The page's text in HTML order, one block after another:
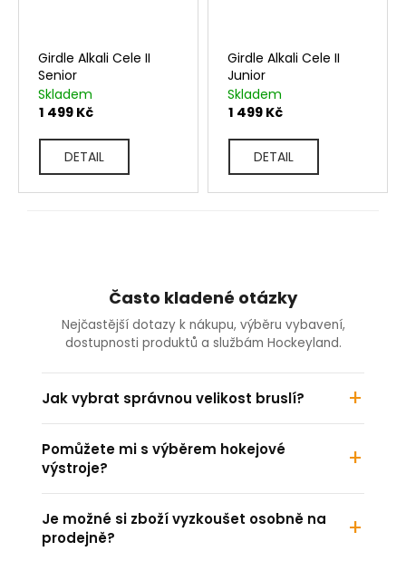
Girdle Alkali Cele II
Senior
Skladem
1 499 Kč
DETAIL
Girdle Alkali Cele II
Junior
Skladem
1 499 Kč
DETAIL
Často kladené otázky
Nejčastější dotazy k nákupu, výběru vybavení,
dostupnosti produktů a službám Hockeyland.
Jak vybrat správnou velikost bruslí?
Pomůžete mi s výběrem hokejové
výstroje?
Je možné si zboží vyzkoušet osobně na
prodejně?